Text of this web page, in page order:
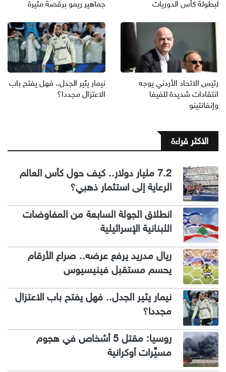
لبطولة كأس الدوريات جماهير ريمو برقصة مثيرة
رئيس الاتحاد الأردني يوجه
انتقادات شديدة للفيفا
وإنفانتينو
نيمار يثير الجدل.. فهل يفتح باب
الاعتزال مجددا؟
الاكثر قراءة
7.2 مليار دولار.. كيف حول كأس العالم
الرعاية إلى استثمار ذهبي؟
انطلاق الجولة السابعة من المفاوضات
اللبنانية الإسرائيلية
ريال مدريد يرفع عرضه.. صراع الأرقام
يحسم مستقبل فينيسيوس
نيمار يثير الجدل.. فهل يفتح باب الاعتزال
مجددا؟
روسيا: مقتل 5 أشخاص في هجوم
مسيَّرات أوكرانية